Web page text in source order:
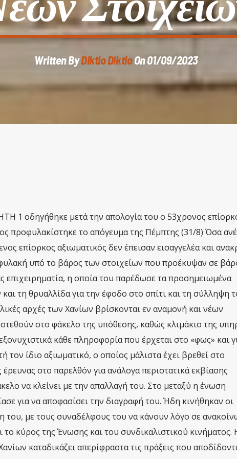
Written ByDiktio DiktioOn 01/09/2023
1 οδηγήθηκε μετά την απολογία του ο 53χρονος
προφυλακίστηκε το απόγευμα της Πέμπτης (31/8) Όσα
επίορκος αξιωματικός δεν έπεισαν εισαγγελέα και
υπό το βάρος των στοιχείων που προέκυψαν σε
επιχειρηματία, η οποία του παρέδωσε τα προσημειωμένα
τη θρυαλλίδα για την έφοδο στο σπίτι και τη σύλληψη
αρχές των Χανίων βρίσκονται εν αναμονή και νέων
στο φάκελο της υπόθεσης, καθώς κλιμάκιο της
κάθε πληροφορία που έρχεται στο «φως» και
τον ίδιο αξιωματικό, ο οποίος μάλιστα έχει βρεθεί στο
στο παρελθόν για ανάλογα περιστατικά εκβίασης
να κλείνει με την απαλλαγή του. Στο μεταξύ η ένωση
για να αποφασίσει την διαγραφή του. Ήδη κινήθηκαν οι
του, με τους συναδέλφους του να κάνουν λόγο σε
κύρος της Ένωσης και του συνδικαλιστικού κινήματος.
καταδικάζει απερίφραστα τις πράξεις που